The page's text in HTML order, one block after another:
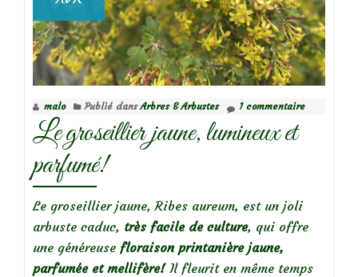
malo Publié dansArbres & Arbustes 1 commentaire
Le groseillier jaune, lumineux et
parfumé!
Le groseillier jaune, Ribes aureum, est un joli
arbuste caduc, très facile de culture, qui offre
une généreuse floraison printanière jaune,
parfumée et mellifère!Il fleurit en même temps